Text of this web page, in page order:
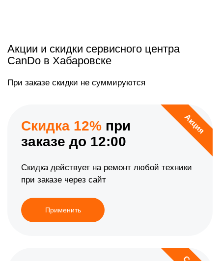
Акции и скидки сервисного центра
CanDo в Хабаровске
При заказе скидки не суммируются
Акция
Скидка 12% при
заказе до 12:00
Скидка действует на ремонт любой техники
при заказе через сайт
Применить